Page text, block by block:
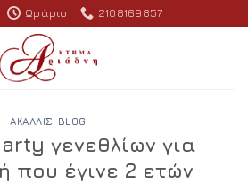
Ωράριο 2108169857
ΑΚΑΛΛΊΣ BLOG
γενεθλίων για
που έγινε 2 ετών